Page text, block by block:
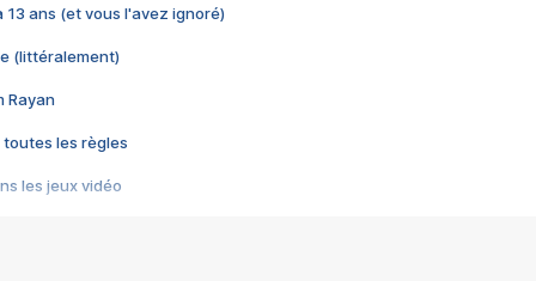
13 ans (et vous l'avez ignoré)
(littéralement)
Rayan
toutes les règles
les jeux vidéo